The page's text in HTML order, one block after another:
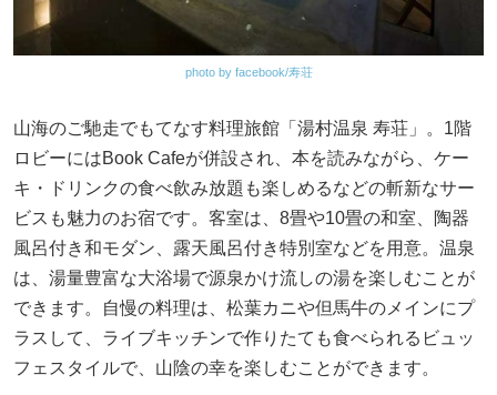
photo by facebook/寿荘
山海のご馳走でもてなす料理旅館「湯村温泉 寿荘」。1階
ロビーにはBook Cafeが併設され、本を読みながら、ケー
キ・ドリンクの食べ飲み放題も楽しめるなどの斬新なサー
ビスも魅力のお宿です。客室は、8畳や10畳の和室、陶器
風呂付き和モダン、露天風呂付き特別室などを用意。温泉
は、湯量豊富な大浴場で源泉かけ流しの湯を楽しむことが
できます。自慢の料理は、松葉カニや但馬牛のメインにプ
ラスして、ライブキッチンで作りたても食べられるビュッ
フェスタイルで、山陰の幸を楽しむことができます。